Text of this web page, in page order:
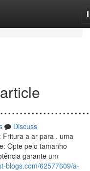
Discuss
Fritura a ar para . uma
Opte pelo tamanho
garante um
blogs.com/62577609/a-